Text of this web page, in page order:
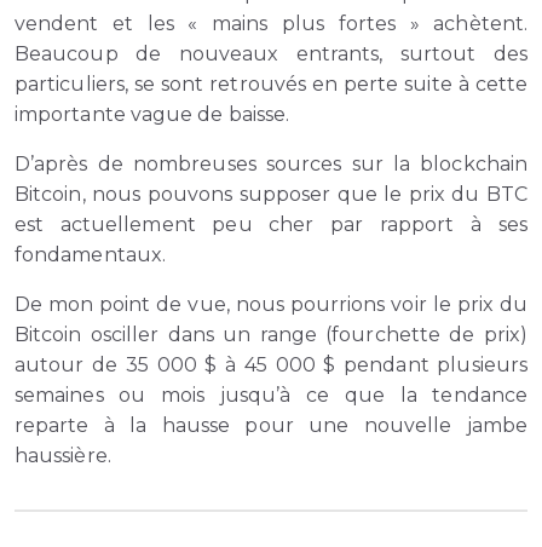
vendent et les « mains plus fortes » achètent.
Beaucoup de nouveaux entrants, surtout des
particuliers, se sont retrouvés en perte suite à cette
importante vague de baisse.
D’après de nombreuses sources sur la blockchain
Bitcoin, nous pouvons supposer que le prix du BTC
est actuellement peu cher par rapport à ses
fondamentaux.
De mon point de vue, nous pourrions voir le prix du
Bitcoin osciller dans un range (fourchette de prix)
autour de 35 000 $ à 45 000 $ pendant plusieurs
semaines ou mois jusqu’à ce que la tendance
reparte à la hausse pour une nouvelle jambe
haussière.